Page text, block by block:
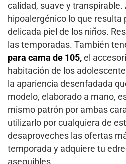
calidad, suave y transpirable.
hipoalergénico lo que resulta
delicada piel de los niños.
las temporadas. También
para cama de 105, el
habitación de los
la apariencia desenfadada
modelo, elaborado a mano,
mismo patrón por ambas
utilizarlo por cualquiera de
desaproveches las ofertas
temporada y adquiere tu
asequibles.